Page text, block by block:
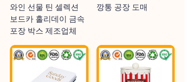
와인 선물 틴 셀렉션
보드카 홀리데이 금속
포장 박스 제조업체
깡통 공장 도매